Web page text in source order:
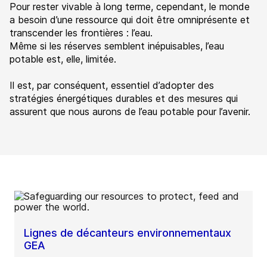
Pour rester vivable à long terme, cependant, le monde
a besoin d’une ressource qui doit être omniprésente et
transcender les frontières : l’eau.
Même si les réserves semblent inépuisables, l’eau
potable est, elle, limitée.
Il est, par conséquent, essentiel d’adopter des
stratégies énergétiques durables et des mesures qui
assurent que nous aurons de l’eau potable pour l’avenir.
Lignes de décanteurs environnementaux
GEA